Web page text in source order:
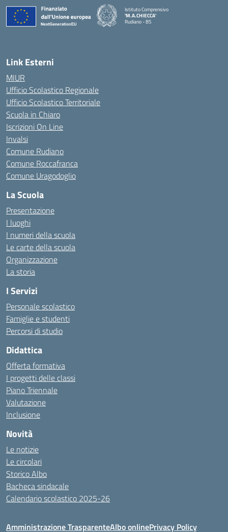
Istituto Comprensivo
'M.A.CHIECCA'
Rudiano - BS
Link Esterni
MIUR
Ufficio Scolastico Regionale
Ufficio Scolastico Territoriale
Scuola in Chiaro
Iscrizioni On Line
Invalsi
Comune Rudiano
Comune Roccafranca
Comune Uragodoglio
La Scuola
Presentazione
I luoghi
I numeri della scuola
Le carte della scuola
Organizzazione
La storia
I Servizi
Personale scolastico
Famiglie e studenti
Percorsi di studio
Didattica
Offerta formativa
I progetti delle classi
Piano Triennale
Valutazione
Inclusione
Novità
Le notizie
Le circolari
Storico Albo
Bacheca sindacale
Calendario scolastico 2025-26
Amministrazione TrasparenteAlbo onlinePrivacy Policy